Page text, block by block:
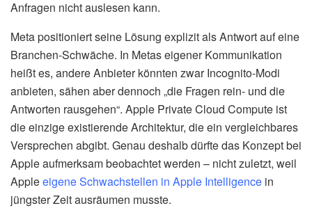
Anfragen nicht auslesen kann.
Meta positioniert seine Lösung explizit als Antwort auf eine
Branchen-Schwäche. In Metas eigener Kommunikation
heißt es, andere Anbieter könnten zwar Incognito-Modi
anbieten, sähen aber dennoch „die Fragen rein- und die
Antworten rausgehen“. Apple Private Cloud Compute ist
die einzige existierende Architektur, die ein vergleichbares
Versprechen abgibt. Genau deshalb dürfte das Konzept bei
Apple aufmerksam beobachtet werden – nicht zuletzt, weil
Appleeigene Schwachstellen in Apple Intelligence in
jüngster Zeit ausräumen musste.